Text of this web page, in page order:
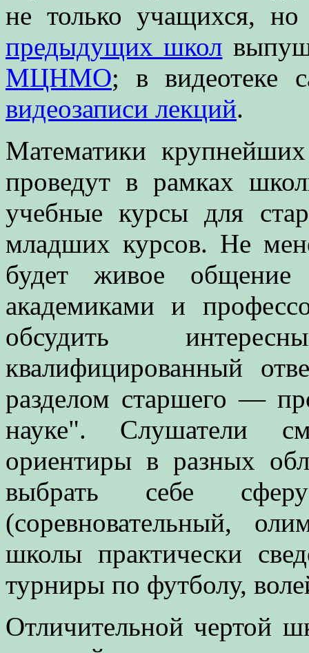
не только учащихся,
предыдущих школ
МЦНМО; в видеотеке
видеозаписи лекций.
Математики
проведут в рамках
учебные курсы для
младших курсов. Не
будет живое
академиками и
обсудить
квалифицированный
разделом старшего —
науке". Слушатели
ориентиры в разных
выбрать себе
(соревновательный,
школы практически
турниры по футболу,
Отличительной чертой